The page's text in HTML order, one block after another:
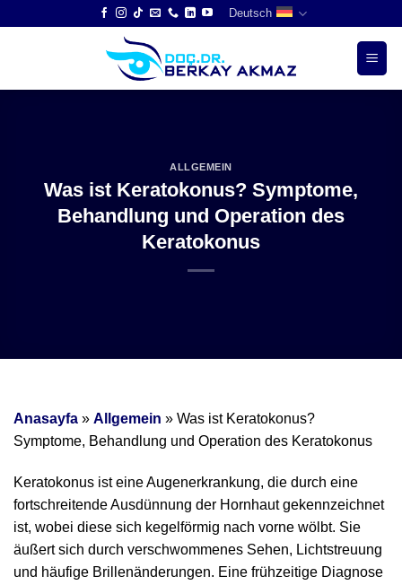
Deutsch
ALLGEMEIN
Was ist Keratokonus? Symptome,
Behandlung und Operation des
Keratokonus
Anasayfa » Allgemein » Was ist Keratokonus?
Symptome, Behandlung und Operation des Keratokonus
Keratokonus ist eine Augenerkrankung, die durch eine
fortschreitende Ausdünnung der Hornhaut gekennzeichnet
ist, wobei diese sich kegelförmig nach vorne wölbt. Sie
äußert sich durch verschwommenes Sehen, Lichtstreuung
und häufige Brillenänderungen. Eine frühzeitige Diagnose